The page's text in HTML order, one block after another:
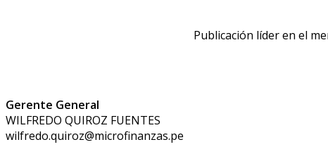
Publicación líder en el
Gerente General
WILFREDO QUIROZ FUENTES
wilfredo.quiroz@microfinanzas.pe